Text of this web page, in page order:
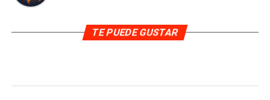
TE PUEDE GUSTAR